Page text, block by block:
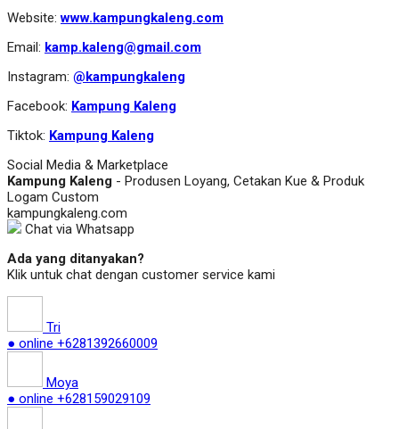
Website:www.kampungkaleng.com
Email: kamp.kaleng@gmail.com
Instagram: @kampungkaleng
Facebook: Kampung Kaleng
Tiktok: Kampung Kaleng
Social Media & Marketplace
Kampung Kaleng - Produsen Loyang, Cetakan Kue & Produk
Logam Custom
kampungkaleng.com
Chat via Whatsapp
Ada yang ditanyakan?
Klik untuk chat dengan customer service kami
Tri
● online +6281392660009
Moya
● online +628159029109